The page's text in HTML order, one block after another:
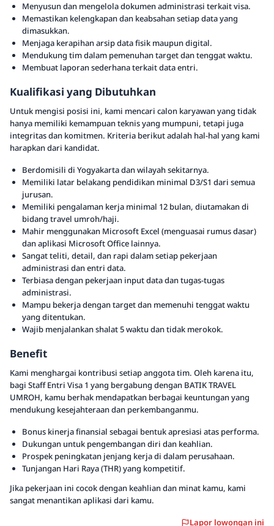
Menyusun dan mengelola dokumen administrasi terkait visa.
Memastikan kelengkapan dan keabsahan setiap data yang
dimasukkan.
Menjaga kerapihan arsip data fisik maupun digital.
Mendukung tim dalam pemenuhan target dan tenggat waktu.
Membuat laporan sederhana terkait data entri.
Kualifikasi yang Dibutuhkan
Untuk mengisi posisi ini, kami mencari calon karyawan yang tidak
hanya memiliki kemampuan teknis yang mumpuni, tetapi juga
integritas dan komitmen. Kriteria berikut adalah hal-hal yang kami
harapkan dari kandidat.
Berdomisili di Yogyakarta dan wilayah sekitarnya.
Memiliki latar belakang pendidikan minimal D3/S1 dari semua
jurusan.
Memiliki pengalaman kerja minimal 12 bulan, diutamakan di
bidang travel umroh/haji.
Mahir menggunakan Microsoft Excel (menguasai rumus dasar)
dan aplikasi Microsoft Office lainnya.
Sangat teliti, detail, dan rapi dalam setiap pekerjaan
administrasi dan entri data.
Terbiasa dengan pekerjaan input data dan tugas-tugas
administrasi.
Mampu bekerja dengan target dan memenuhi tenggat waktu
yang ditentukan.
Wajib menjalankan shalat 5 waktu dan tidak merokok.
Benefit
Kami menghargai kontribusi setiap anggota tim. Oleh karena itu,
bagi Staff Entri Visa 1 yang bergabung dengan BATIK TRAVEL
UMROH, kamu berhak mendapatkan berbagai keuntungan yang
mendukung kesejahteraan dan perkembanganmu.
Bonus kinerja finansial sebagai bentuk apresiasi atas performa.
Dukungan untuk pengembangan diri dan keahlian.
Prospek peningkatan jenjang kerja di dalam perusahaan.
Tunjangan Hari Raya (THR) yang kompetitif.
Jika pekerjaan ini cocok dengan keahlian dan minat kamu, kami
sangat menantikan aplikasi dari kamu.
Lapor lowongan ini